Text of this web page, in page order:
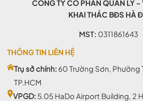
CÔNG TY CỔ PHẦN QUẢN LÝ -
KHAI THÁC BĐS HÀ
MST: 0311861643
THÔNG TIN LIÊN HỆ
Trụ sở chính: 60 Trường Sơn, Phường
TP.HCM
VPGD: 5.05 HaDo Airport Building, 2